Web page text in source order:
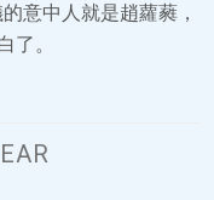
意中人就是趙蘿蕤，
了。